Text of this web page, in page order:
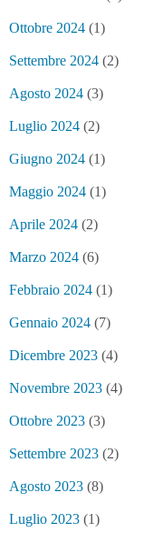
Ottobre 2024 (1)
Settembre 2024 (2)
Agosto 2024 (3)
Luglio 2024 (2)
Giugno 2024 (1)
Maggio 2024 (1)
Aprile 2024 (2)
Marzo 2024 (6)
Febbraio 2024 (1)
Gennaio 2024 (7)
Dicembre 2023 (4)
Novembre 2023 (4)
Ottobre 2023 (3)
Settembre 2023 (2)
Agosto 2023 (8)
Luglio 2023 (1)